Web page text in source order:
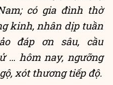
có gia đình thờ
kinh, nhân dịp tuần
đáp ơn sâu, cầu
… hôm nay, ngưỡng
xót thương tiếp độ.